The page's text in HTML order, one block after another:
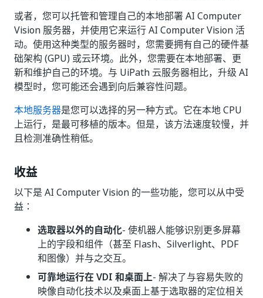
或者，您可以托管和管理自己的本地部署 AI Computer
Vision 服务器，并使用它来运行 AI Computer Vision 活
动。使用这种类型的服务器时，您需要拥有自己的硬件基
础架构 (GPU) 或云环境。此外，您需要在本地部署、更
新和维护自己的环境。与 UiPath 云服务器相比，升级 AI
模型时，您可能还会遇到向后兼容性问题。
本地服务器是您可以选择的另一种方式。它在本地 CPU
上运行，是最可移植的版本。但是，该方法速度较慢，并
且检测准确性稍低。
收益
以下是 AI Computer Vision 的一些功能，您可以从中受
益：
选取器以外的自动化- 使机器人能够识别更多屏幕
上的字段和组件（甚至 Flash、Silverlight、PDF
和图像）并与之交互。
可靠地运行在 VDI 和桌面上- 解决了与容易失败的
映像自动化技术以及桌面上基于选取器的定位相关